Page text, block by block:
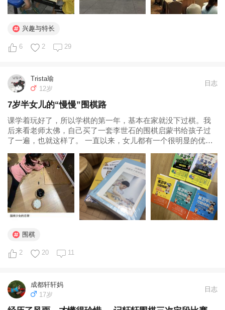
兴趣与特长
6 2 29
Trista瑜
12岁
日志
7岁半女儿的“慢慢”围棋路
课学着玩好了，所以学棋的第一年，基本在家就没下过棋。我
后来看老师太佛，自己买了一套李世石的围棋启蒙书给孩子过
了一遍，也就这样了。 一直以来，女儿都有一个很明显的优
校思政老师，因此女儿这样的孩子在班级里就特别得老师的眼
缘，也表现出了很明显的对女儿的喜爱...
围棋
2 20 11
成都轩轩妈
17岁
日志